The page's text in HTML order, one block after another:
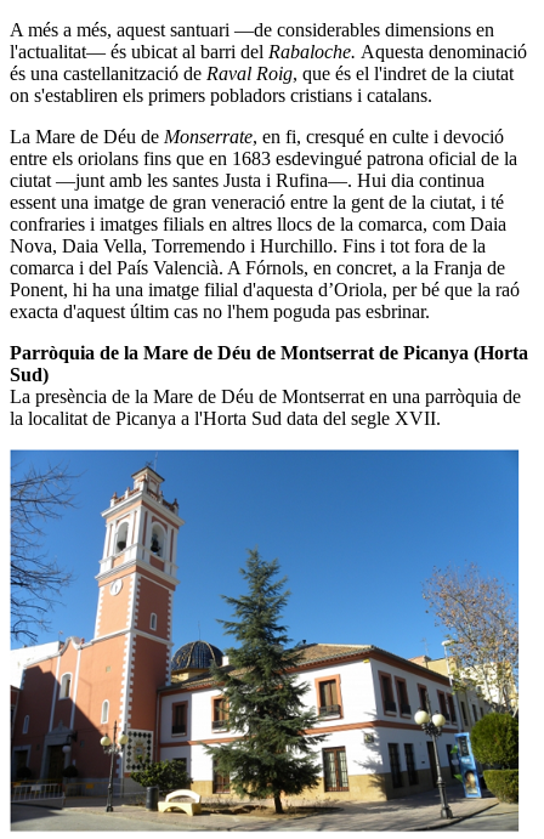
A més a més, aquest santuari —de considerables dimensions en
l'actualitat— és ubicat al barri del Rabaloche. Aquesta denominació
és una castellanització de Raval Roig, que és el l'indret de la ciutat
on s'establiren els primers pobladors cristians i catalans.
La Mare de Déu de Monserrate, en fi, cresqué en culte i devoció
entre els oriolans fins que en 1683 esdevingué patrona oficial de la
ciutat —junt amb les santes Justa i Rufina—. Hui dia continua
essent una imatge de gran veneració entre la gent de la ciutat, i té
confraries i imatges filials en altres llocs de la comarca, com Daia
Nova, Daia Vella, Torremendo i Hurchillo. Fins i tot fora de la
comarca i del País Valencià. A Fórnols, en concret, a la Franja de
Ponent, hi ha una imatge filial d'aquesta d’Oriola, per bé que la raó
exacta d'aquest últim cas no l'hem poguda pas esbrinar.
Parròquia de la Mare de Déu de Montserrat de Picanya (Horta
Sud)
La presència de la Mare de Déu de Montserrat en una parròquia de
la localitat de Picanya a l'Horta Sud data del segle XVII.